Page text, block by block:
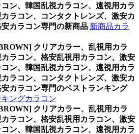
ン、韓国乱視カラコン、遠視用カラ
ラコン、コンタクトレンズ、激安カ
カラコン専門の新商品 新商品カラ
クリアカラー、乱視用カラ
カラコン、格安乱視用カラコン、激安
ン、韓国乱視カラコン、遠視用カラ
ラコン、コンタクトレンズ、激安カ
カラコン専門のベストランキング
ングカラコン
クリアカラー、乱視用カラ
カラコン、格安乱視用カラコン、激安
ン、韓国乱視カラコン、遠視用カラ